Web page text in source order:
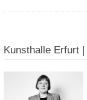
Kunsthalle Erfurt